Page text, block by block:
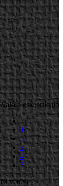
Valora este artículo
1
2
3
4
5
(0 votos)